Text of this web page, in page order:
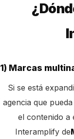
1) Marcas
Si se está
agencia que
el contenido a
Interamplify de